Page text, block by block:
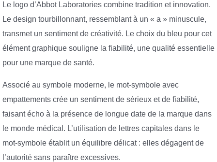
Le logo d’Abbot Laboratories combine tradition et innovation.
Le design tourbillonnant, ressemblant à un « a » minuscule,
transmet un sentiment de créativité. Le choix du bleu pour cet
élément graphique souligne la fiabilité, une qualité essentielle
pour une marque de santé.
Associé au symbole moderne, le mot-symbole avec
empattements crée un sentiment de sérieux et de fiabilité,
faisant écho à la présence de longue date de la marque dans
le monde médical. L’utilisation de lettres capitales dans le
mot-symbole établit un équilibre délicat : elles dégagent de
l’autorité sans paraître excessives.